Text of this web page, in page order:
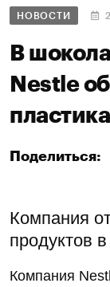
НОВОСТИ
В
Nestle
пластика
Поделиться:
Компания
продуктов
Компания